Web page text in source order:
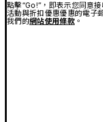
點擊“Go!”，即表示您同意
活動與折扣優惠優惠的電子
我們的網站使用條款。